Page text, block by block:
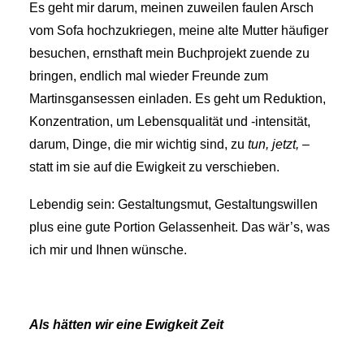
Es geht mir darum, meinen zuweilen faulen Arsch
vom Sofa hochzukriegen, meine alte Mutter häufiger
besuchen, ernsthaft mein Buchprojekt zuende zu
bringen, endlich mal wieder Freunde zum
Martinsgansessen einladen. Es geht um Reduktion,
Konzentration, um Lebensqualität und -intensität,
darum, Dinge, die mir wichtig sind, zu tun, jetzt, –
statt im sie auf die Ewigkeit zu verschieben.
Lebendig sein: Gestaltungsmut, Gestaltungswillen
plus eine gute Portion Gelassenheit. Das wär’s, was
ich mir und Ihnen wünsche.
Als hätten wir eine Ewigkeit Zeit